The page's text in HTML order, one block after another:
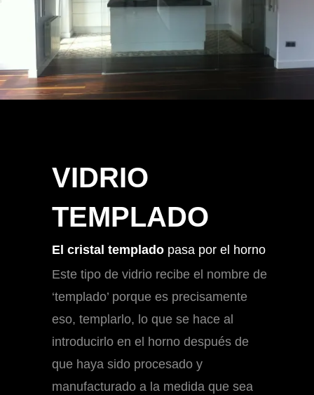
VIDRIO
TEMPLADO
El cristal templado pasa por el horno
Este tipo de vidrio recibe el nombre de
‘templado’ porque es precisamente
eso, templarlo, lo que se hace al
introducirlo en el horno después de
que haya sido procesado y
manufacturado a la medida que sea